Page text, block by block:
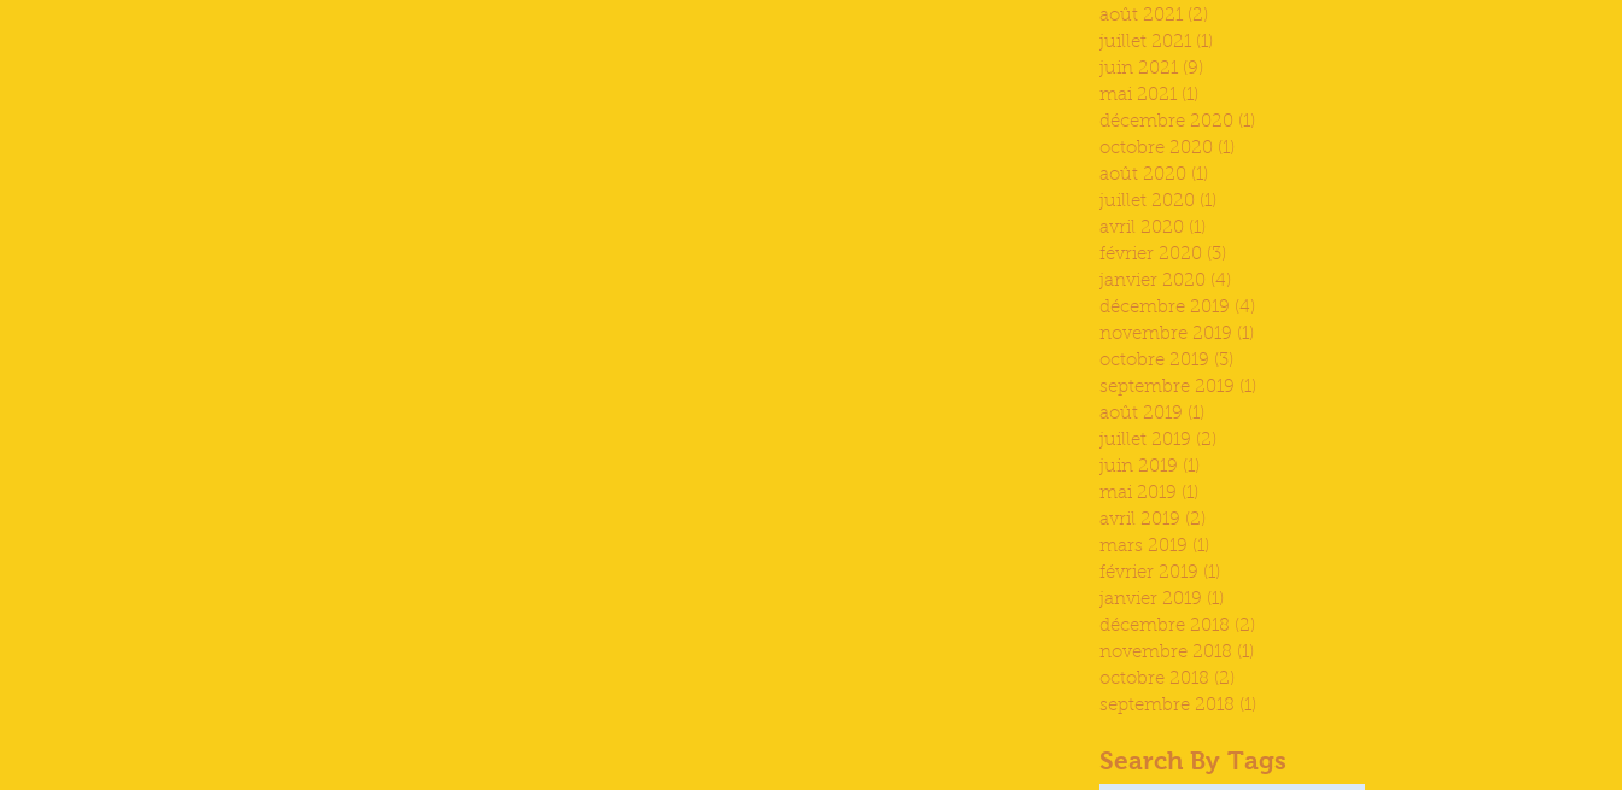
août 2021 (2)
juillet 2021 (1)
juin 2021 (9)
mai 2021 (1)
décembre 2020 (1)
octobre 2020 (1)
août 2020 (1)
juillet 2020 (1)
avril 2020 (1)
février 2020 (3)
janvier 2020 (4)
décembre 2019 (4)
novembre 2019 (1)
octobre 2019 (3)
septembre 2019 (1)
août 2019 (1)
juillet 2019 (2)
juin 2019 (1)
mai 2019 (1)
avril 2019 (2)
mars 2019 (1)
février 2019 (1)
janvier 2019 (1)
décembre 2018 (2)
novembre 2018 (1)
octobre 2018 (2)
septembre 2018 (1)
Search By Tags